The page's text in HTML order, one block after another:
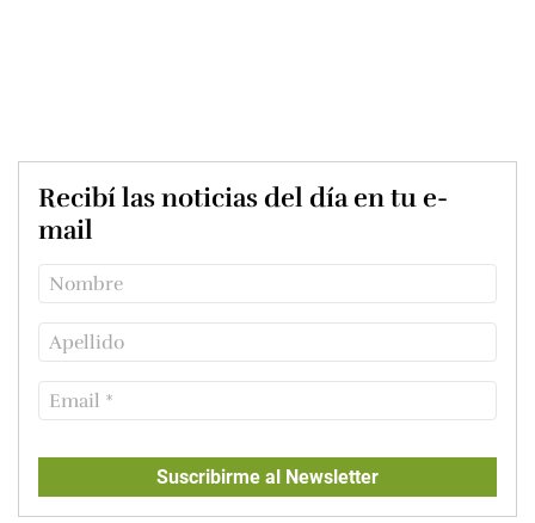
Recibí las noticias del día en tu e-
mail
Suscribirme al Newsletter